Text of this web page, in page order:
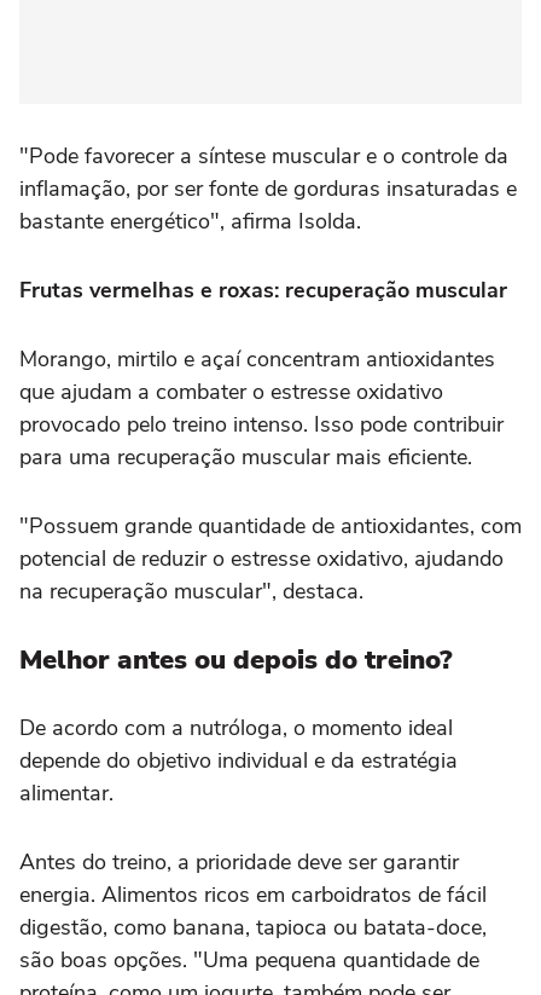
"Pode favorecer a síntese muscular e o controle da
inflamação, por ser fonte de gorduras insaturadas e
bastante energético", afirma Isolda.
Frutas vermelhas e roxas: recuperação muscular
Morango, mirtilo e açaí concentram antioxidantes
que ajudam a combater o estresse oxidativo
provocado pelo treino intenso. Isso pode contribuir
para uma recuperação muscular mais eficiente.
"Possuem grande quantidade de antioxidantes, com
potencial de reduzir o estresse oxidativo, ajudando
na recuperação muscular", destaca.
Melhor antes ou depois do treino?
De acordo com a nutróloga, o momento ideal
depende do objetivo individual e da estratégia
alimentar.
Antes do treino, a prioridade deve ser garantir
energia. Alimentos ricos em carboidratos de fácil
digestão, como banana, tapioca ou batata-doce,
são boas opções. "Uma pequena quantidade de